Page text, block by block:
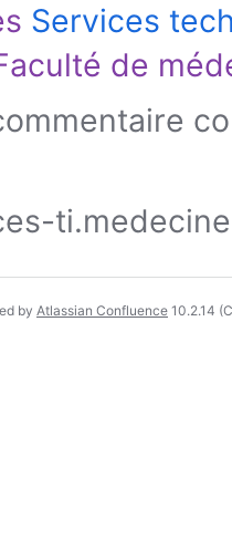
Services
de
by Atlassian Confluence 10.2.14